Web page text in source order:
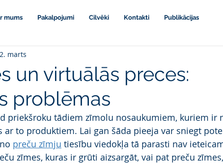
mums Pakalpojumi Cilvēki Kontakti Publikācijas
un virtuālās preces:
problēmas
marts
priekšroku tādiem zīmolu nosaukumiem, kuriem ir
ar to produktiem. Lai gan šāda pieeja var sniegt
preču zīmju tiesību viedokļa tā parasti nav
zīmes, kuras ir grūti aizsargāt, vai pat preču